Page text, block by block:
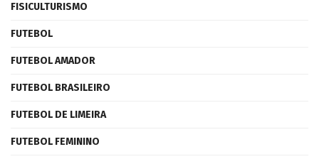
FISICULTURISMO
FUTEBOL
FUTEBOL AMADOR
FUTEBOL BRASILEIRO
FUTEBOL DE LIMEIRA
FUTEBOL FEMININO